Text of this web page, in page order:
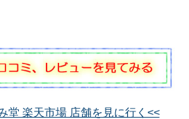
堂 楽天市場 店舗を見に行く<<